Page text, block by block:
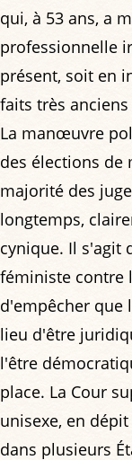
qui, à 53 ans, a
professionnelle
présent, soit en
faits très
La manœuvre
des élections de
majorité des
longtemps,
cynique. Il s'agit
féministe contre
d'empêcher que
lieu d'être
l'être
place. La Cour
unisexe, en
dans plusieurs